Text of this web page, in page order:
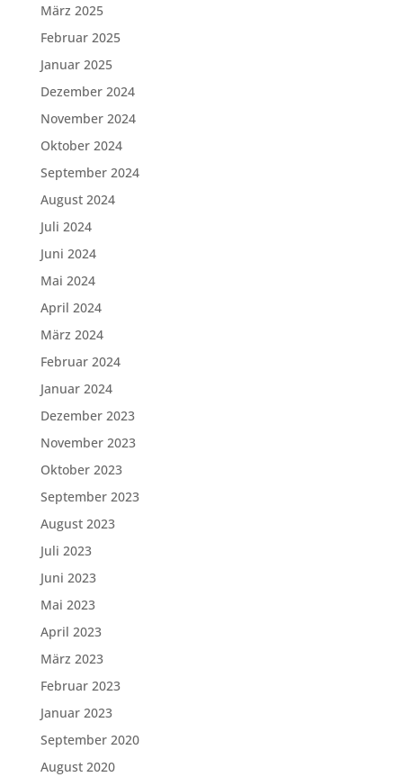
März 2025
Februar 2025
Januar 2025
Dezember 2024
November 2024
Oktober 2024
September 2024
August 2024
Juli 2024
Juni 2024
Mai 2024
April 2024
März 2024
Februar 2024
Januar 2024
Dezember 2023
November 2023
Oktober 2023
September 2023
August 2023
Juli 2023
Juni 2023
Mai 2023
April 2023
März 2023
Februar 2023
Januar 2023
September 2020
August 2020